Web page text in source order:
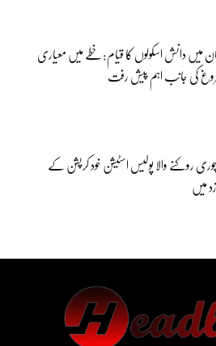
میں دانش اسکولوں کا قیام: خطے میں معیاری
کی جانب اہم پیش رفت
روکنے والا پولیس اسٹیشن خود کرپشن کے
میں